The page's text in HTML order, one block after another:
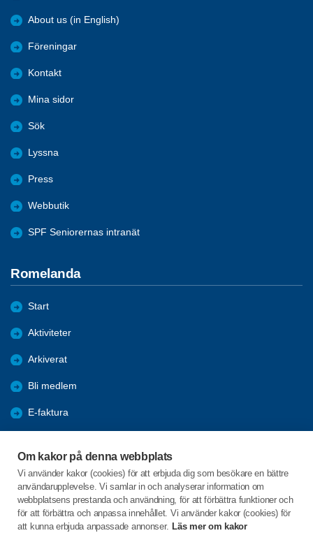
Om kakor på denna webbplats
Vi använder kakor (cookies) för att erbjuda dig som besökare en bättre
användarupplevelse. Vi samlar in och analyserar information om
webbplatsens prestanda och användning, för att förbättra funktioner och
för att förbättra och anpassa innehållet. Vi använder kakor (cookies) för
att kunna erbjuda anpassade annonser. Läs mer om kakor
About us (in English)
Föreningar
Kontakt
Mina sidor
Sök
Lyssna
Press
Webbutik
SPF Seniorernas intranät
Romelanda
Start
Aktiviteter
Arkiverat
Bli medlem
E-faktura
Om föreningen